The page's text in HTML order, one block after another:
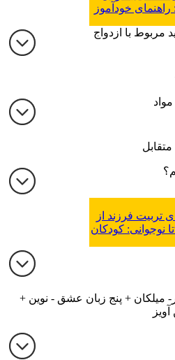
راهنمای خودآموز
روان‌شناسی
تربیت فرزند از
تا نوجوانی: کودکان
تنبیه تربیت کنیم؟
میلکان + پنج زبان عشق - نوین +